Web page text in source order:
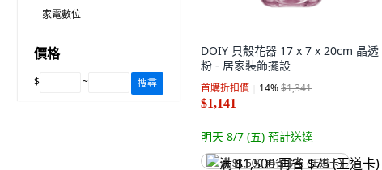
家電數位
價格
$ ~ 搜尋
DOIY 貝殼花器 17 x 7 x 20cm 晶透
粉 - 居家裝飾擺設
首購折扣價 14%$1,341
$1,141
明天 8/7 (五) 預計送達
满 $1,500 再省 $75 (王道卡)